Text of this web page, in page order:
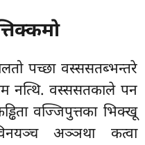
पच्छा वस्ससतब्भन्तरे
नत्थि. वस्ससतकाले पन
वज्जिपुत्तका भिक्खू
अञ्ञथा कत्वा